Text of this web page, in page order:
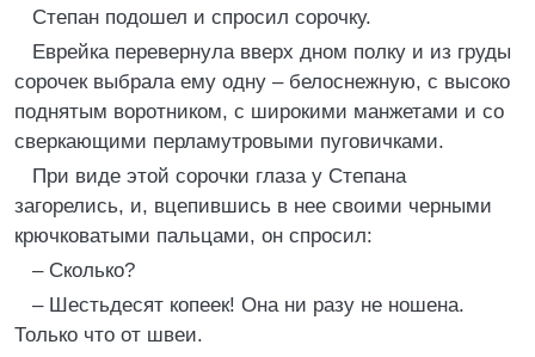
Степан подошел и спросил сорочку.
Еврейка перевернула вверх дном полку и из груды
сорочек выбрала ему одну – белоснежную, с высоко
поднятым воротником, с широкими манжетами и со
сверкающими перламутровыми пуговичками.
При виде этой сорочки глаза у Степана
загорелись, и, вцепившись в нее своими черными
крючковатыми пальцами, он спросил:
– Сколько?
– Шестьдесят копеек! Она ни разу не ношена.
Только что от швеи.